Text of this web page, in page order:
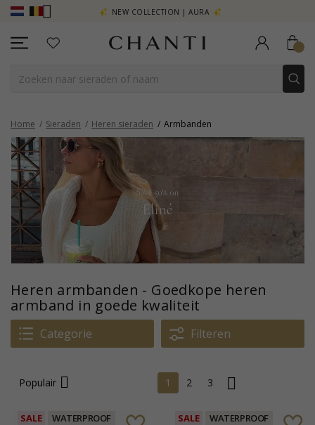
- KLIK HIER NEW COLLECTION | AURA
Home Sieraden Heren sieraden Armbanden
Heren armbanden - Goedkope heren
armband in goede kwaliteit
Categorie Filteren
Populair 1 2 3
SALE WATERPROOF SALE WATERPROOF